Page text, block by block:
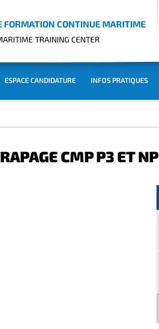
FORMATION CONTINUE MARITIME
TRAINING CENTER
ESPACE CANDIDATURE INFOS PRATIQUES
CMP P3 ET NP